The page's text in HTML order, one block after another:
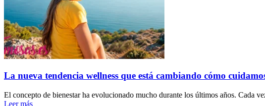
La nueva tendencia wellness que está cambiando cómo
El concepto de bienestar ha evolucionado mucho durante los últimos años. Cada
Leer más